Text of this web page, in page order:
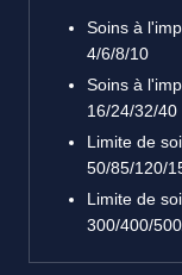
Soins à
4/6/8/10
Soins à
16/24/32/40
Limite de
50/85/120/
Limite de
300/400/